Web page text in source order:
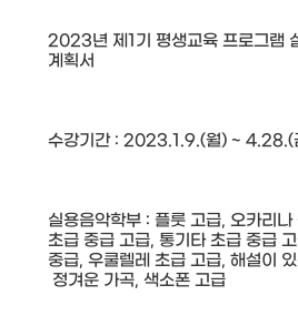
2023년 제1기 평생교육 프로그램
계획서
수강기간 : 2023.1.9.(월) ~ 4.28.(
실용음악학부 : 플룻 고급, 오카리
초급 중급 고급, 통기타 초급 중급
중급, 우쿨렐레 초급 고급, 해설이
정겨운 가곡, 색소폰 고급